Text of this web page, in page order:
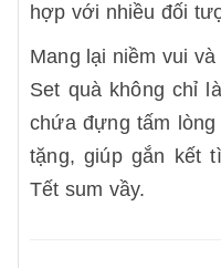
hợp với nhiều đối
Mang lại niềm vui
Set quà không chỉ
chứa đựng tấm
tặng, giúp gắn kết
Tết sum vầy.